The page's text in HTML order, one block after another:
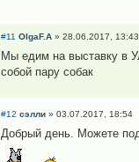
#11 OlgaF.A» 28.06.2017, 13:43
Мы едим на выставку в
собой пару собак
#12 сэлли» 03.07.2017, 18:54
Добрый день. Можете